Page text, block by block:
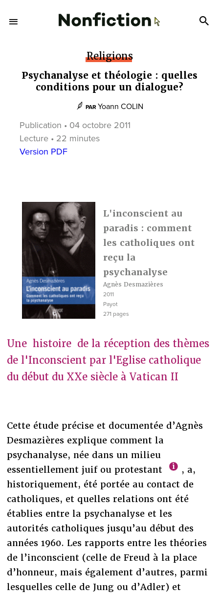
Religions
Psychanalyse et théologie : quelles
conditions pour un dialogue?
PAR Yoann COLIN
Publication • 04 octobre 2011
Lecture • 22 minutes
Version PDF
L'inconscient au
paradis : comment
les catholiques ont
reçu la
psychanalyse
Agnès Desmazières
2011
Payot
271 pages
Une histoire de la réception des thèmes
de l'Inconscient par l'Eglise catholique
du début du XXe siècle à Vatican II
Cette étude précise et documentée d’Agnès
Desmazières explique comment la
psychanalyse, née dans un milieu
essentiellement juif ou protestant
, a,
historiquement, été portée au contact de
catholiques, et quelles relations ont été
établies entre la psychanalyse et les
autorités catholiques jusqu’au début des
années 1960. Les rapports entre les théories
de l’inconscient (celle de Freud à la place
d’honneur, mais également d’autres, parmi
lesquelles celle de Jung ou d’Adler) et